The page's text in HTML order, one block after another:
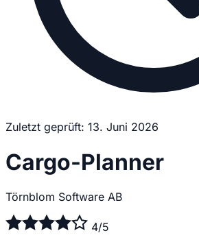
Zuletzt geprüft: 13. Juni 2026
Cargo-Planner
Törnblom Software AB
4/5